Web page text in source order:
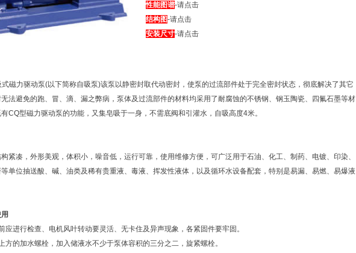
性能图谱-请点击
结构图-请点击
安装尺寸-请点击
磁力驱动泵(以下简称自吸泵)该泵以静密封取代动密封，使泵的过流部件处于完全密封状态，彻底解决了其它
法避免的跑、冒、滴、漏之弊病，泵体及过流部件的材料均采用了耐腐蚀的不锈钢、钢玉陶瓷、四氟石墨等材
CQ型磁力驱动泵的功能，又集皂吸于一身，不需底阀和引灌水，自吸高度4米。
紧凑，外形美观，体积小，噪音低，运行可靠，使用维修方便，可广泛用于石油、化工、制药、电镀、印染、
单位抽送酸、碱、油类及稀有贵重液、毒液、挥发性液体，以及循环水设备配套，特别是易漏、易燃、易爆液
应进行检查、电机风叶转动要灵活、无卡住及异声现象，各紧固件要牢固。
方的加水螺栓，加入储液水不少于泵体容积的三分之二，旋紧螺栓。